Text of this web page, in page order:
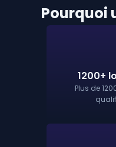
Pourquoi
1200+
Plus de